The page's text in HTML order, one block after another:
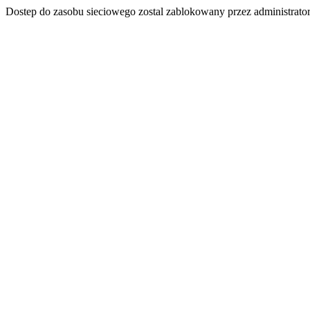
Dostep do zasobu sieciowego zostal zablokowany przez